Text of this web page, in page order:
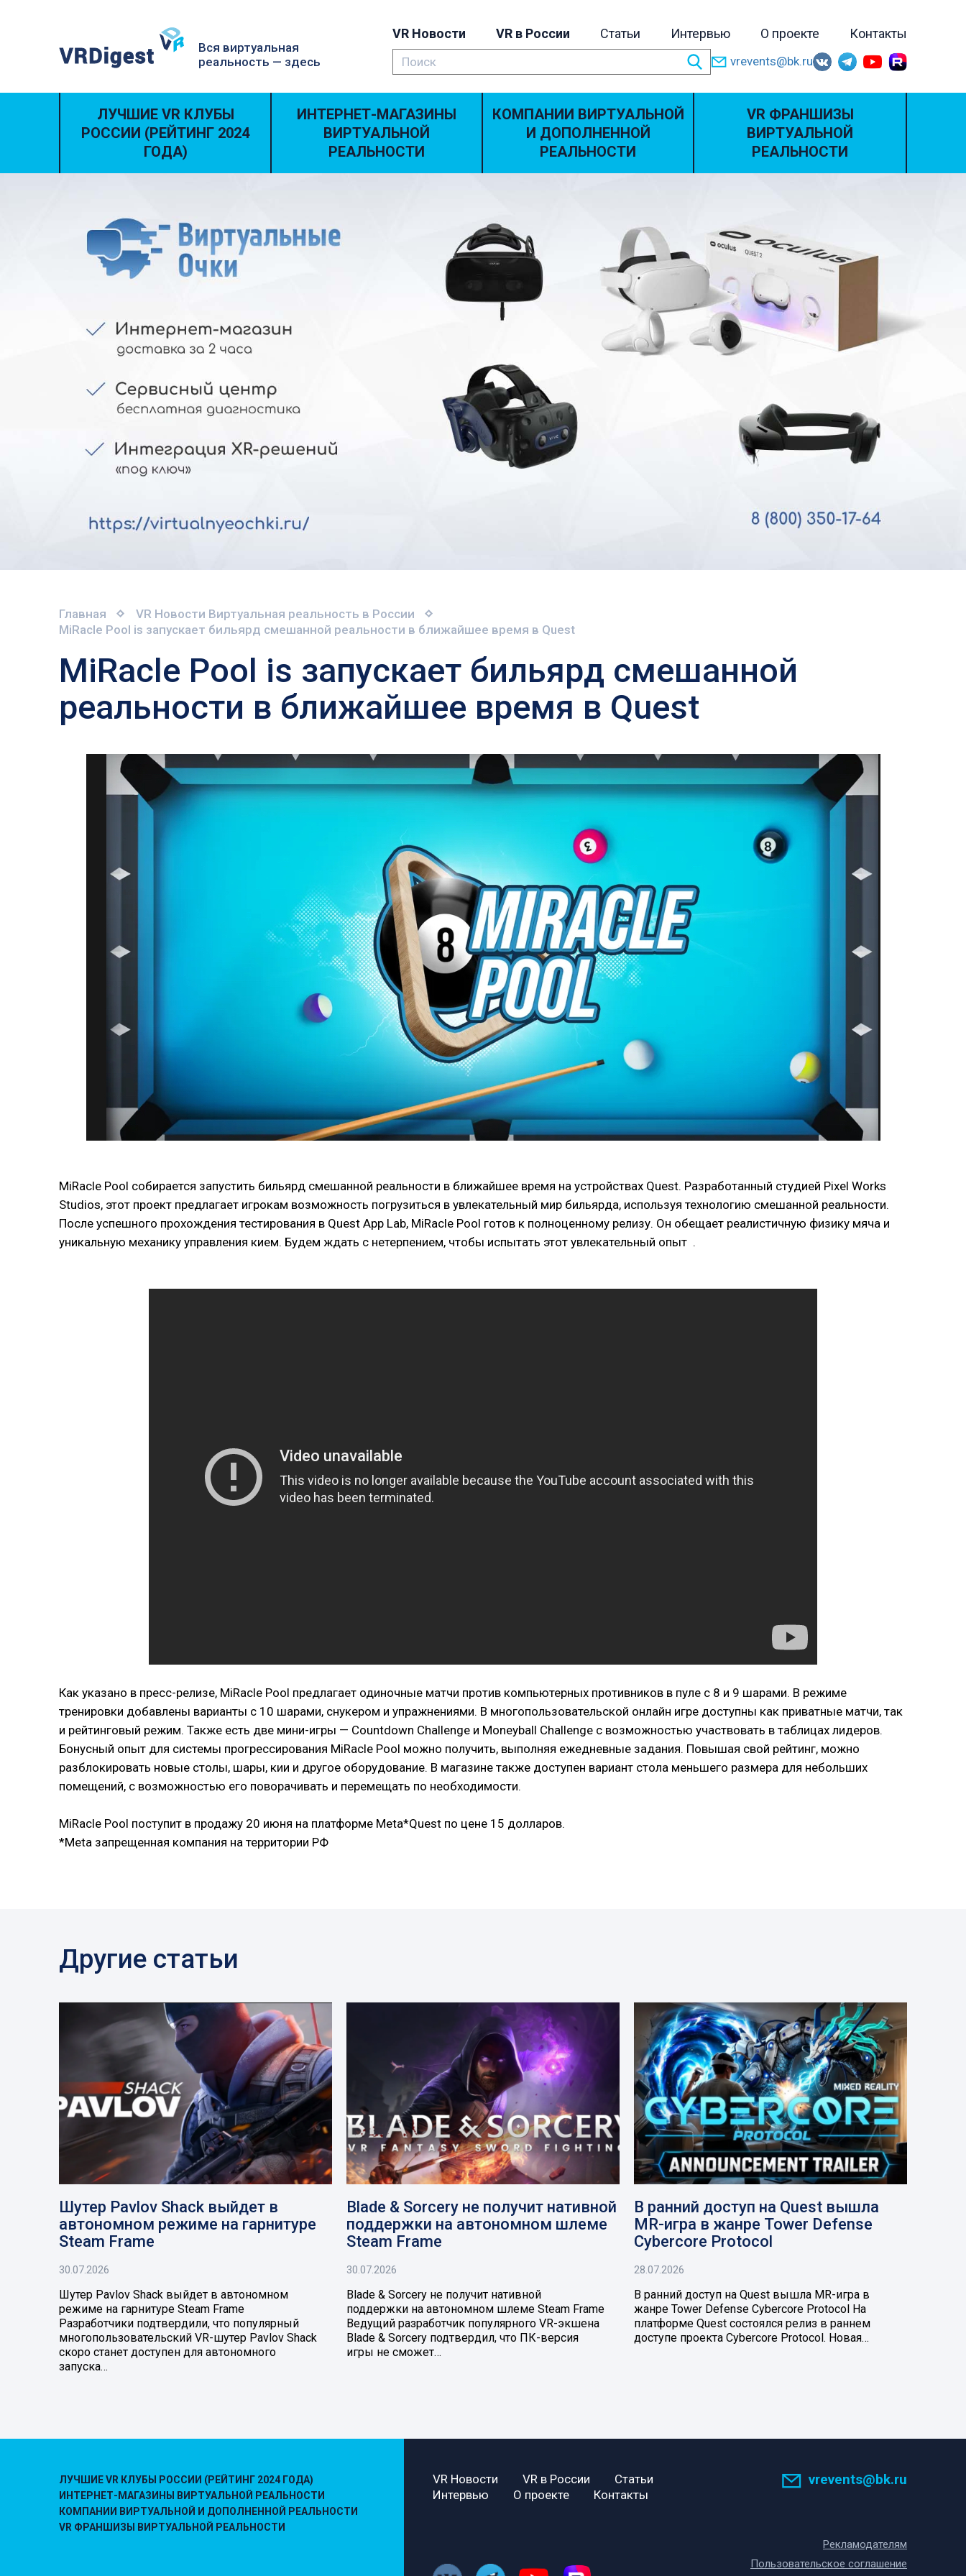
Вся виртуальная
реальность — здесь
VR Новости VR в России Статьи Интервью О проекте Контакты
vrevents@bk.ru
ЛУЧШИЕ VR КЛУБЫ
РОССИИ (РЕЙТИНГ 2024
ГОДА)
ИНТЕРНЕТ-МАГАЗИНЫ
ВИРТУАЛЬНОЙ
РЕАЛЬНОСТИ
КОМПАНИИ ВИРТУАЛЬНОЙ
И ДОПОЛНЕННОЙ
РЕАЛЬНОСТИ
VR ФРАНШИЗЫ
ВИРТУАЛЬНОЙ
РЕАЛЬНОСТИ
Главная VR Новости Виртуальная реальность в России
MiRacle Pool is запускает бильярд смешанной реальности в ближайшее время в Quest
MiRacle Pool is запускает бильярд смешанной
реальности в ближайшее время в Quest
MiRacle Pool собирается запустить бильярд смешанной реальности в ближайшее время на устройствах Quest. Разработанный студией Pixel Works
Studios, этот проект предлагает игрокам возможность погрузиться в увлекательный мир бильярда, используя технологию смешанной реальности.
После успешного прохождения тестирования в Quest App Lab, MiRacle Pool готов к полноценному релизу. Он обещает реалистичную физику мяча и
уникальную механику управления кием. Будем ждать с нетерпением, чтобы испытать этот увлекательный опыт .
Как указано в пресс-релизе, MiRacle Pool предлагает одиночные матчи против компьютерных противников в пуле с 8 и 9 шарами. В режиме
тренировки добавлены варианты с 10 шарами, снукером и упражнениями. В многопользовательской онлайн игре доступны как приватные матчи, так
и рейтинговый режим. Также есть две мини-игры — Countdown Challenge и Moneyball Challenge с возможностью участвовать в таблицах лидеров.
Бонусный опыт для системы прогрессирования MiRacle Pool можно получить, выполняя ежедневные задания. Повышая свой рейтинг, можно
разблокировать новые столы, шары, кии и другое оборудование. В магазине также доступен вариант стола меньшего размера для небольших
помещений, с возможностью его поворачивать и перемещать по необходимости.
MiRacle Pool поступит в продажу 20 июня на платформе Meta*Quest по цене 15 долларов.
*Meta запрещенная компания на территории РФ
Другие статьи
Шутер Pavlov Shack выйдет в
автономном режиме на гарнитуре
Steam Frame
30.07.2026
Шутер Pavlov Shack выйдет в автономном
режиме на гарнитуре Steam Frame
Разработчики подтвердили, что популярный
многопользовательский VR-шутер Pavlov Shack
скоро станет доступен для автономного
запуска…
Blade & Sorcery не получит нативной
поддержки на автономном шлеме
Steam Frame
30.07.2026
Blade & Sorcery не получит нативной
поддержки на автономном шлеме Steam Frame
Ведущий разработчик популярного VR-экшена
Blade & Sorcery подтвердил, что ПК-версия
игры не сможет…
В ранний доступ на Quest вышла
MR-игра в жанре Tower Defense
Cybercore Protocol
28.07.2026
В ранний доступ на Quest вышла MR-игра в
жанре Tower Defense Cybercore Protocol На
платформе Quest состоялся релиз в раннем
доступе проекта Cybercore Protocol. Новая…
ЛУЧШИЕ VR КЛУБЫ РОССИИ (РЕЙТИНГ 2024 ГОДА)
ИНТЕРНЕТ-МАГАЗИНЫ ВИРТУАЛЬНОЙ РЕАЛЬНОСТИ
КОМПАНИИ ВИРТУАЛЬНОЙ И ДОПОЛНЕННОЙ РЕАЛЬНОСТИ
VR ФРАНШИЗЫ ВИРТУАЛЬНОЙ РЕАЛЬНОСТИ
VR Новости VR в России
Статьи
Интервью
О проекте Контакты
vrevents@bk.ru
Рекламодателям
Пользовательское соглашение